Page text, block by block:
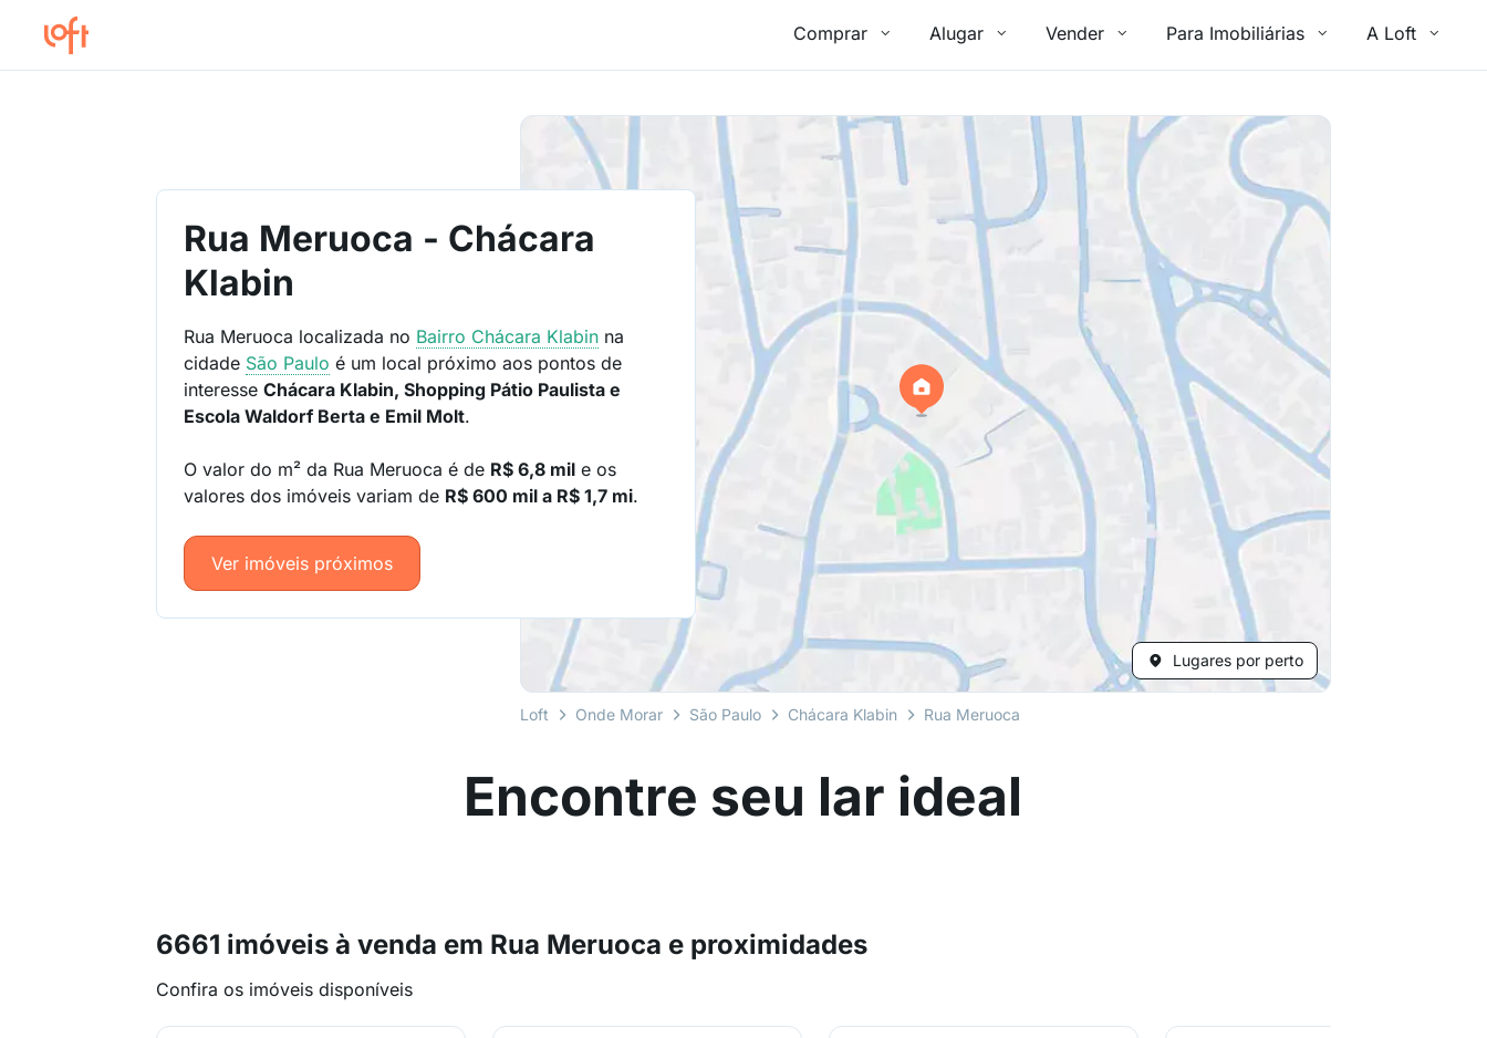
Comprar Alugar Vender Para Imobiliárias A Loft
Lugares por perto
Loft Onde Morar São Paulo Chácara Klabin Rua Meruoca
Rua Meruoca - Chácara
Klabin
Rua Meruoca localizada no Bairro Chácara Klabin na
cidade São Paulo é um local próximo aos pontos de
interesseChácara Klabin, Shopping Pátio Paulista e
Escola Waldorf Berta e Emil Molt.
O valor do m² da Rua Meruoca é de R$ 6,8 mil e os
valores dos imóveis variam de R$ 600 mil a R$ 1,7 mi.
Ver imóveis próximos
Encontre seu lar ideal
6661 imóveis à venda em Rua Meruoca e proximidades
Confira os imóveis disponíveis